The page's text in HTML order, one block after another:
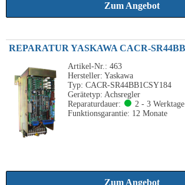
Zum Angebot
Artikel-Nr.: 463
Hersteller: Yaskawa
Typ: CACR-SR44BB1CSY184
Gerätetyp: Achsregler
Reparaturdauer:
2 - 3 Werktage
Funktionsgarantie: 12 Monate
Zum Angebot